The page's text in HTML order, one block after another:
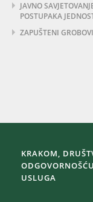
JAVNO
POSTUPAKA
ZAPUŠTENI GROBOVI
KRAKOM,
USLUGA